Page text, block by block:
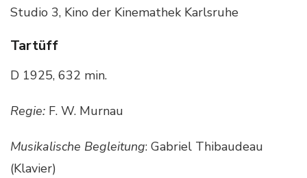
Studio 3, Kino der Kinemathek Karlsruhe
Tartüff
D 1925, 632 min.
Regie: F. W. Murnau
Musikalische Begleitung: Gabriel Thibaudeau
(Klavier)